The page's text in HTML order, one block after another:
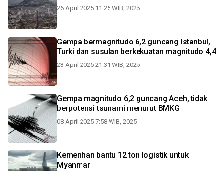
26 April 2025 11:25 WIB, 2025
Gempa bermagnitudo 6,2 guncang Istanbul,
Turki dan susulan berkekuatan magnitudo 4,4
23 April 2025 21:31 WIB, 2025
Gempa magnitudo 6,2 guncang Aceh, tidak
berpotensi tsunami menurut BMKG
08 April 2025 7:58 WIB, 2025
Kemenhan bantu 12 ton logistik untuk
Myanmar